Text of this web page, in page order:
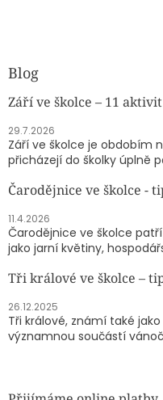
Blog
Září ve školce – 11
29.7.2026
Září ve školce je obdobím
přicházejí do školky úplně
Čarodějnice ve školce -
11.4.2026
Čarodějnice ve školce
jako jarní květiny,
Tři králové ve školce –
26.12.2025
Tři králové, známí také
významnou součástí